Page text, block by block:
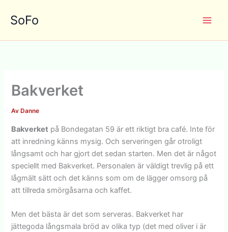
SoFo
Bakverket
Av Danne
Bakverket på Bondegatan 59 är ett riktigt bra café. Inte för
att inredning känns mysig. Och serveringen går otroligt
långsamt och har gjort det sedan starten. Men det är något
speciellt med Bakverket. Personalen är väldigt trevlig på ett
lågmält sätt och det känns som om de lägger omsorg på
att tillreda smörgåsarna och kaffet.
Men det bästa är det som serveras. Bakverket har
jättegoda långsmala bröd av olika typ (det med oliver i är